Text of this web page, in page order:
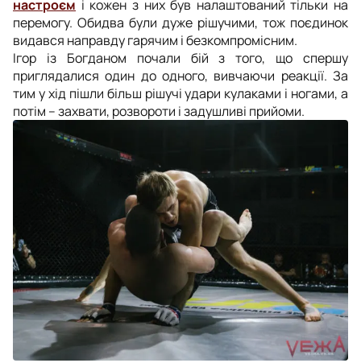
настроєм і кожен з них був налаштований тільки на
перемогу. Обидва були дуже рішучими, тож поєдинок
видався направду гарячим і безкомпромісним.
Ігор із Богданом почали бій з того, що спершу
приглядалися один до одного, вивчаючи реакції. За
тим у хід пішли більш рішучі удари кулаками і ногами, а
потім – захвати, розвороти і задушливі прийоми.